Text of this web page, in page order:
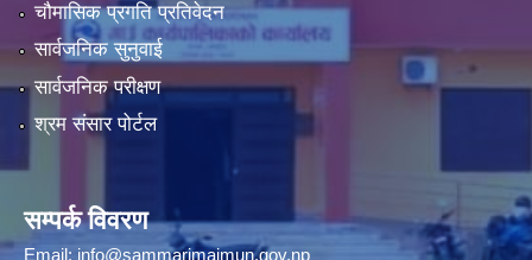
चौमासिक प्रगति प्रतिवेदन
सार्वजनिक सुनुवाई
सार्वजनिक परीक्षण
श्रम संसार पोर्टल
सम्पर्क विवरण
Email: info@sammarimaimun.gov.np